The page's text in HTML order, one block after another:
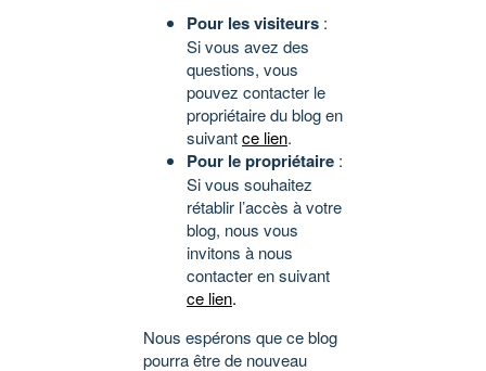
Pour les visiteurs :
Si vous avez des
questions, vous
pouvez contacter le
propriétaire du blog en
suivantce lien.
Pour le propriétaire :
Si vous souhaitez
rétablir l’accès à votre
blog, nous vous
invitons à nous
contacter en suivant
ce lien.
Nous espérons que ce blog
pourra être de nouveau